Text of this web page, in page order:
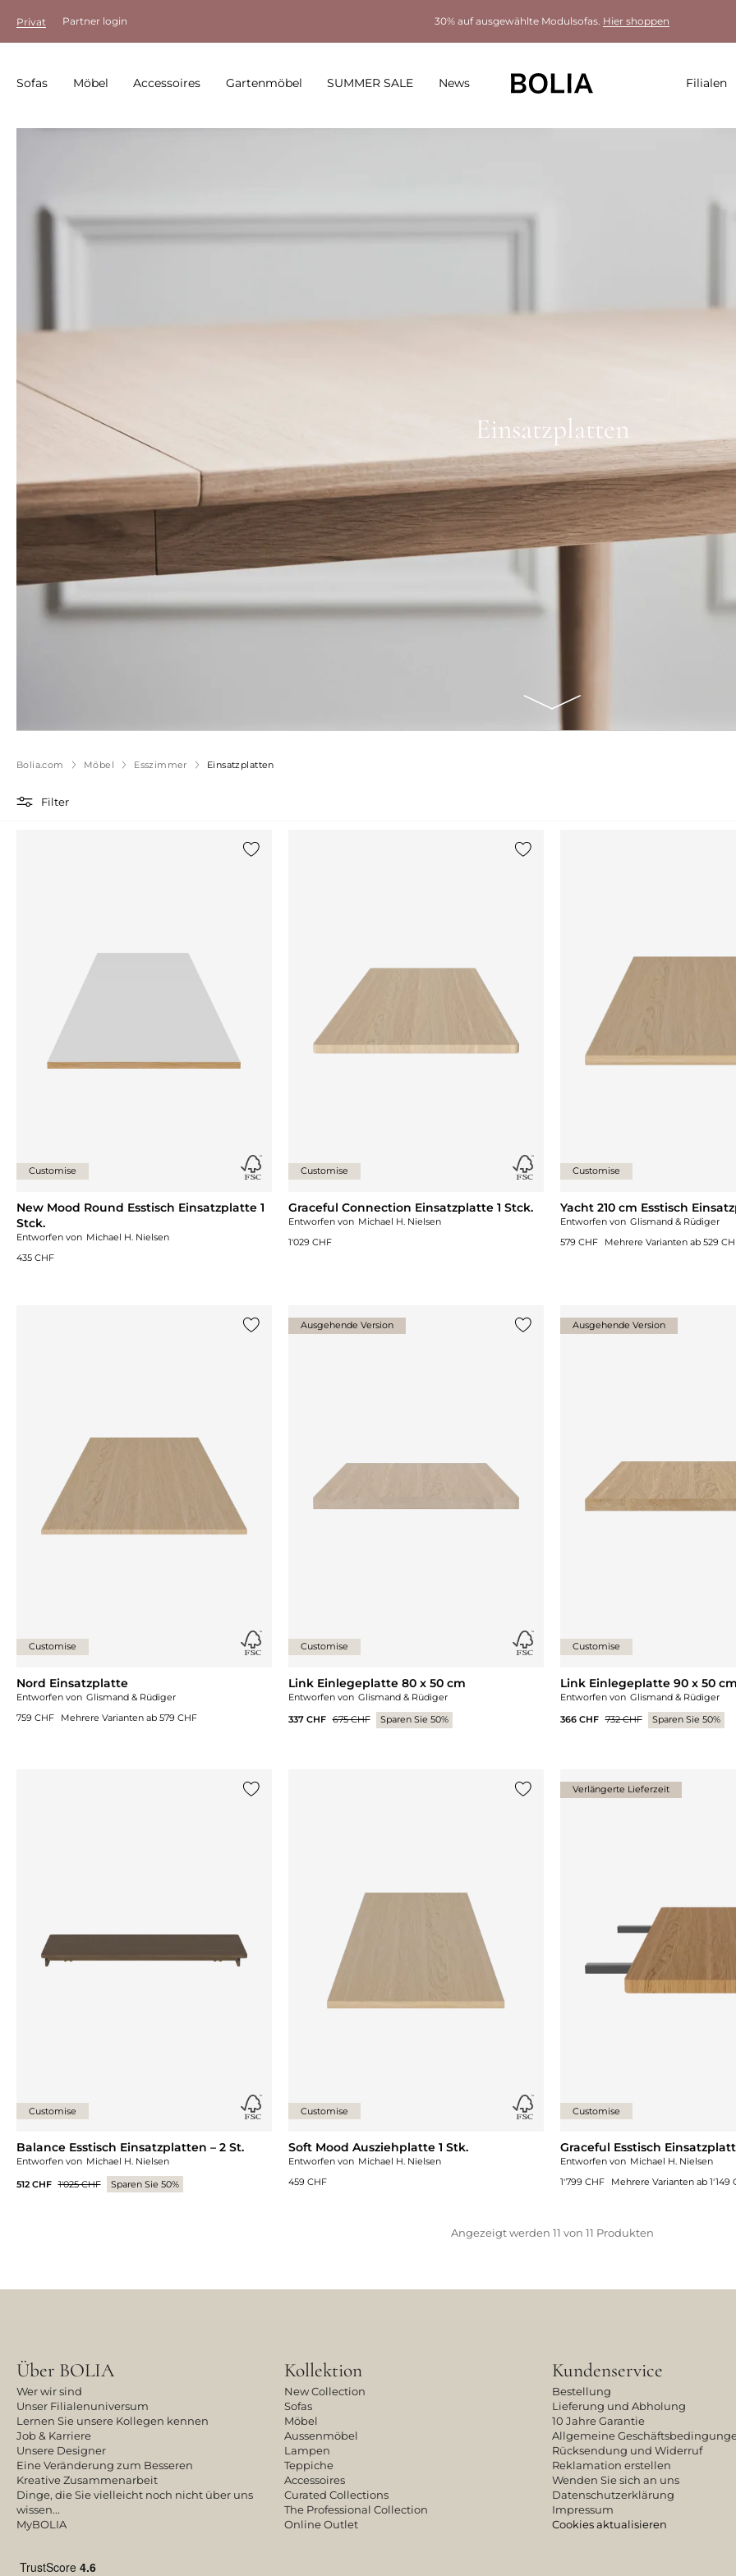
Privat Partner login 30% auf ausgewählte Modulsofas. Hier shoppen
Sofas Möbel Accessoires Gartenmöbel SUMMER SALE News Filialen
Einsatzplatten
Bolia.com Möbel Esszimmer Einsatzplatten
Filter
Customise
New Mood Round Esstisch Einsatzplatte 1
Stck.
Entworfen von Michael H. Nielsen
435 CHF
Customise
Graceful Connection Einsatzplatte 1 Stck.
Entworfen von Michael H. Nielsen
1'029 CHF
Customise
Yacht 210 cm Esstisch
Entworfen von Glismand & Rüdiger
579 CHF
Mehrere Varianten ab529
Customise
Nord Einsatzplatte
Entworfen von Glismand & Rüdiger
759 CHF
Mehrere Varianten ab579 CHF
Ausgehende Version
Customise
Link Einlegeplatte 80 x 50 cm
Entworfen von Glismand & Rüdiger
337 CHF 675 CHF Sparen Sie 50%
Ausgehende Version
Customise
Link Einlegeplatte 90 x 50 cm
Entworfen von Glismand & Rüdiger
366 CHF 732 CHF Sparen Sie 50%
Customise
Balance Esstisch Einsatzplatten – 2 St.
Entworfen von Michael H. Nielsen
512 CHF 1'025 CHF Sparen Sie 50%
Customise
Soft Mood Ausziehplatte 1 Stk.
Entworfen von Michael H. Nielsen
459 CHF
Verlängerte Lieferzeit
Customise
Graceful Esstisch
Entworfen von Michael H. Nielsen
1'799 CHF
Mehrere Varianten ab1'149
Angezeigt werden 11 von 11 Produkten
Über BOLIA
Wer wir sind
Unser Filialenuniversum
Lernen Sie unsere Kollegen kennen
Job & Karriere
Unsere Designer
Eine Veränderung zum Besseren
Kreative Zusammenarbeit
Dinge, die Sie vielleicht noch nicht über uns
wissen...
MyBOLIA
Kollektion
New Collection
Sofas
Möbel
Aussenmöbel
Lampen
Teppiche
Accessoires
Curated Collections
The Professional Collection
Online Outlet
Kundenservice
Bestellung
Lieferung und Abholung
10 Jahre Garantie
Allgemeine
Rücksendung und Widerruf
Reklamation erstellen
Wenden Sie sich an uns
Datenschutzerklärung
Impressum
Cookies aktualisieren